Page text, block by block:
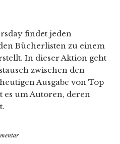
findet jeden
Bücherlisten zu einem
In dieser Aktion geht
zwischen den
Ausgabe von Top
es um Autoren, deren